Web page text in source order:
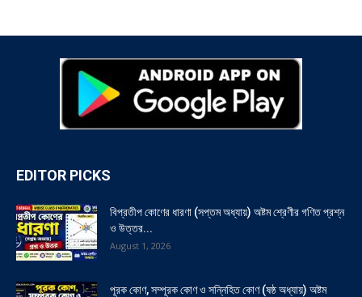
EDITOR PICKS
বিপ্রতীপ কোণের ধারণা (সপ্তম অধ্যায়) অষ্টম শ্রেণীর গণিত প্রশ্ন
ও উত্তর...
August 1, 2026
পূরক কোণ, সম্পূরক কোণ ও সন্নিহিত কোণ (ষষ্ঠ অধ্যায়) অষ্টম